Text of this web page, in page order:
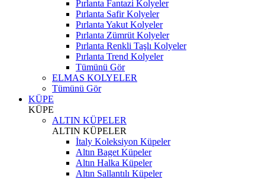
Pırlanta Fantazi Kolyeler
Pırlanta Safir Kolyeler
Pırlanta Yakut Kolyeler
Pırlanta Zümrüt Kolyeler
Pırlanta Renkli Taşlı Kolyeler
Pırlanta Trend Kolyeler
Tümünü Gör
ELMAS KOLYELER
Tümünü Gör
KÜPE
KÜPE
ALTIN KÜPELER
ALTIN KÜPELER
İtaly Koleksiyon Küpeler
Altın Baget Küpeler
Altın Halka Küpeler
Altın Sallantılı Küpeler